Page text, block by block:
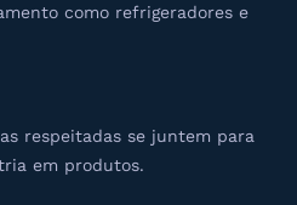
como refrigeradores e
respeitadas se juntem para
em produtos.